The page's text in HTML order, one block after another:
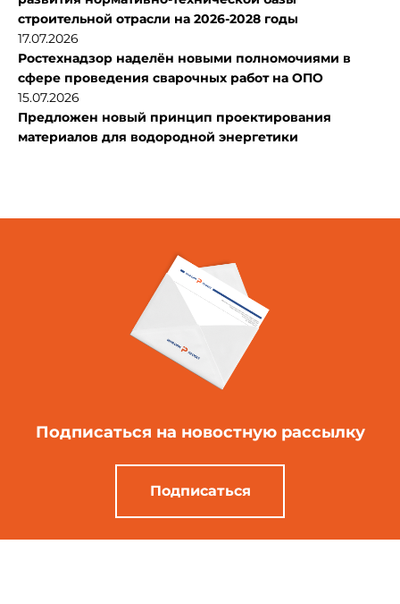
строительной отрасли на 2026-2028 годы
17.07.2026
Ростехнадзор наделён новыми полномочиями в
сфере проведения сварочных работ на ОПО
15.07.2026
Предложен новый принцип проектирования
материалов для водородной энергетики
Подписаться на новостную рассылку
Подписаться